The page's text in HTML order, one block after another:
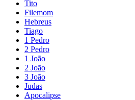
Tito
Filemom
Hebreus
Tiago
1 Pedro
2 Pedro
1 João
2 João
3 João
Judas
Apocalipse